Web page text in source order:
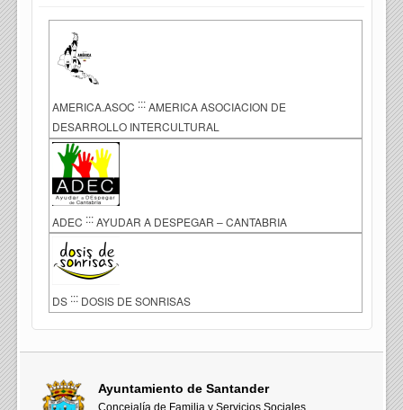
AMERICA.ASOC ::: AMERICA ASOCIACION DE
DESARROLLO INTERCULTURAL
ADEC ::: AYUDAR A DESPEGAR – CANTABRIA
DS ::: DOSIS DE SONRISAS
Ayuntamiento de Santander
Concejalía de Familia y Servicios Sociales